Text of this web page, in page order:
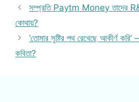
সম্প্রতি Paytm Money তাদের
কোথায়?
‘তোমার সৃষ্টির পথ রেখেছে আকীর্ণ করি’
কবিতা?